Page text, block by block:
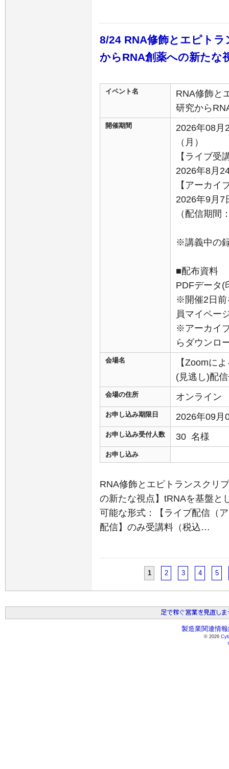
8/24 RNA修飾とエピト
からRNA創薬への新たな
イベント名
RNA修飾と
研究から
開催期間
2026年08月
（月）
【ライブ受
2026年8月
【アーカイ
2026年9月7
（配信期間
※講義中の
■配布資料
PDFデータ(
※開催2日前
員マイペー
※アーカイ
らダウンロ
会場名
【Zoomに
(見逃し)配
会場の住所 オンライン
お申し込み期限日 2026年09月
お申し込み受付人数 30 名様
お申し込み
RNA修飾とエピトランスクリ
の新たな視点】tRNAを基盤と
可能な形式：【ライブ配信（
配信】のみ受講料（税込…
1 2 3 4 5
製造業関連情
© 2026